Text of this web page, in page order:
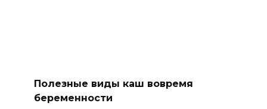
Полезные виды каш вовремя
беременности